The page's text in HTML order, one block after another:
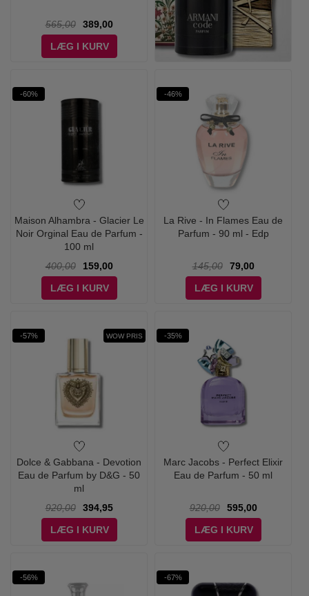
565,00
389,00
LÆG I KURV
-60%
Maison Alhambra - Glacier Le
Noir Orginal Eau de Parfum -
100 ml
400,00
159,00
LÆG I KURV
-46%
La Rive - In Flames Eau de
Parfum - 90 ml - Edp
145,00
79,00
LÆG I KURV
-57% WOW PRIS
Dolce & Gabbana - Devotion
Eau de Parfum by D&G - 50
ml
920,00
394,95
LÆG I KURV
-35%
Marc Jacobs - Perfect Elixir
Eau de Parfum - 50 ml
920,00
595,00
LÆG I KURV
-56% -67%